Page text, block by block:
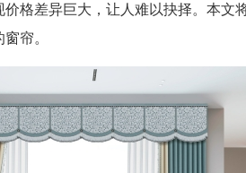
差异巨大，让人难以抉择。本文
帘。